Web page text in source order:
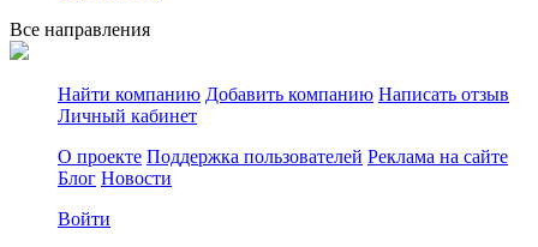
Все направления
Найти компанию Добавить компанию Написать отзыв
Личный кабинет
О проекте Поддержка пользователей Реклама на сайте
Блог Новости
Войти